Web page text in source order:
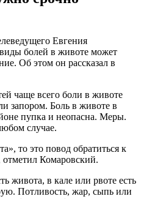
Евгения
болей в животе может
Об этом он рассказал в
чаще всего боли в животе
запором. Боль в животе в
пупка и неопасна. Меры.
случае.
то это повод обратиться к
отметил Комаровский.
живота, в кале или рвоте есть
Потливость, жар, сыпь или